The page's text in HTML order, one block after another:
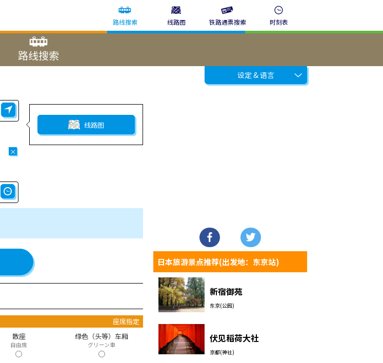
路线搜索 线路图 铁路通票搜索 时刻表
路线搜索
设定 & 语言
×
线路图
座席指定
散座
自由席
绿色（头等）车厢
グリーン車
日本旅游景点推荐(出发地：东京站)
新宿御苑
东京(公园)
伏见稻荷大社
京都(神社)